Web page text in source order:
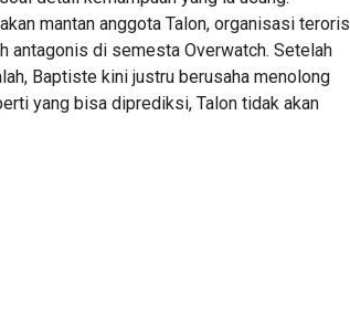
mantan anggota Talon, organisasi teroris
antagonis di semesta Overwatch. Setelah
Baptiste kini justru berusaha menolong
yang bisa diprediksi, Talon tidak akan